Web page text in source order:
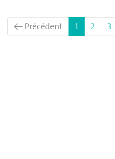
← Précédent 1 (actuel)
2 3